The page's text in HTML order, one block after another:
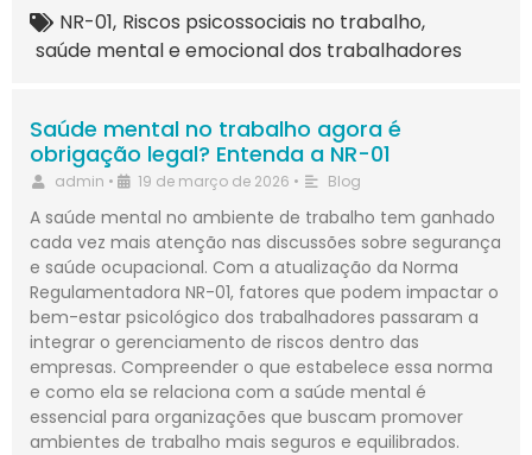
NR-01, Riscos psicossociais no trabalho,
saúde mental e emocional dos trabalhadores
Saúde mental no trabalho agora é
obrigação legal? Entenda a NR-01
admin • 19 de março de 2026 • Blog
A saúde mental no ambiente de trabalho tem ganhado
cada vez mais atenção nas discussões sobre segurança
e saúde ocupacional. Com a atualização da Norma
Regulamentadora NR-01, fatores que podem impactar o
bem-estar psicológico dos trabalhadores passaram a
integrar o gerenciamento de riscos dentro das
empresas. Compreender o que estabelece essa norma
e como ela se relaciona com a saúde mental é
essencial para organizações que buscam promover
ambientes de trabalho mais seguros e equilibrados.